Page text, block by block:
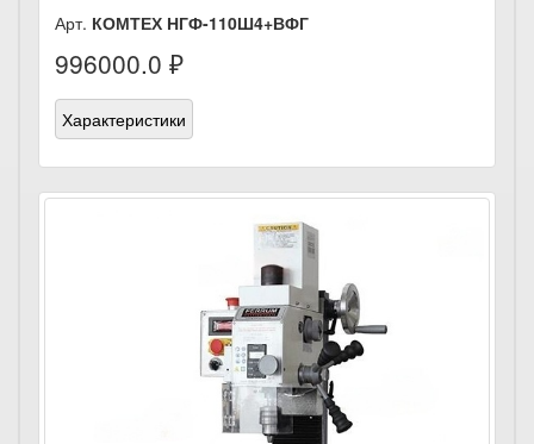
Арт. КОМТЕХ НГФ-110Ш4+ВФГ
996000.0 ₽
Характеристики